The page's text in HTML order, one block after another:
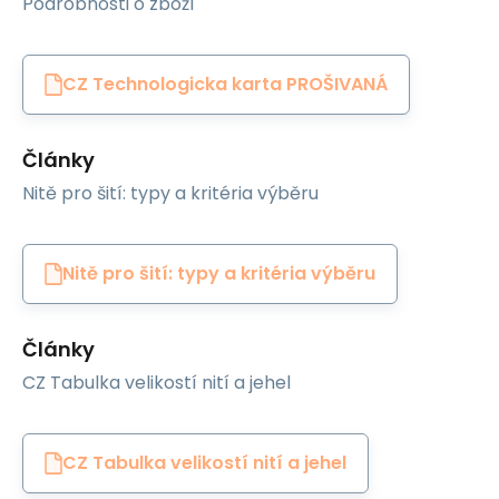
CZ Technologicka karta PROŠIVANÁ
Články
Nitě pro šití: typy a kritéria výběru
Nitě pro šití: typy a kritéria výběru
Články
CZ Tabulka velikostí nití a jehel
CZ Tabulka velikostí nití a jehel